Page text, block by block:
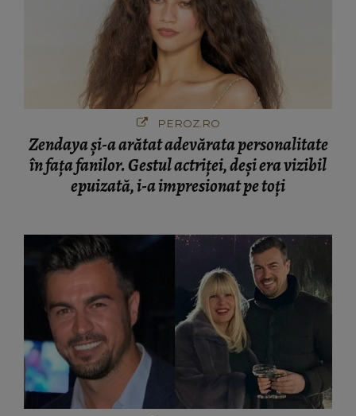
PEROZ.RO
Zendaya și-a arătat adevărata personalitate
în fața fanilor. Gestul actriței, deși era vizibil
epuizată, i-a impresionat pe toți